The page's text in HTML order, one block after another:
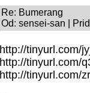
Re: Bumerang
Od: sensei-san |
http://tinyurl.com/
http://tinyurl.com/
http://tinyurl.com/